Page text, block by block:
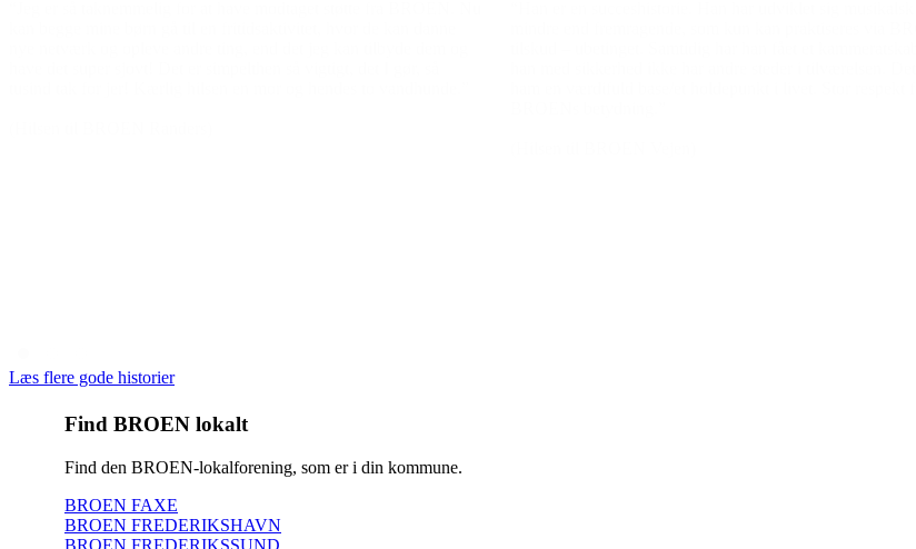
Læs flere gode historier
Find BROEN lokalt
Find den BROEN-lokalforening, som er i din kommune.
BROEN FAXE
BROEN FREDERIKSHAVN
BROEN FREDERIKSSUND